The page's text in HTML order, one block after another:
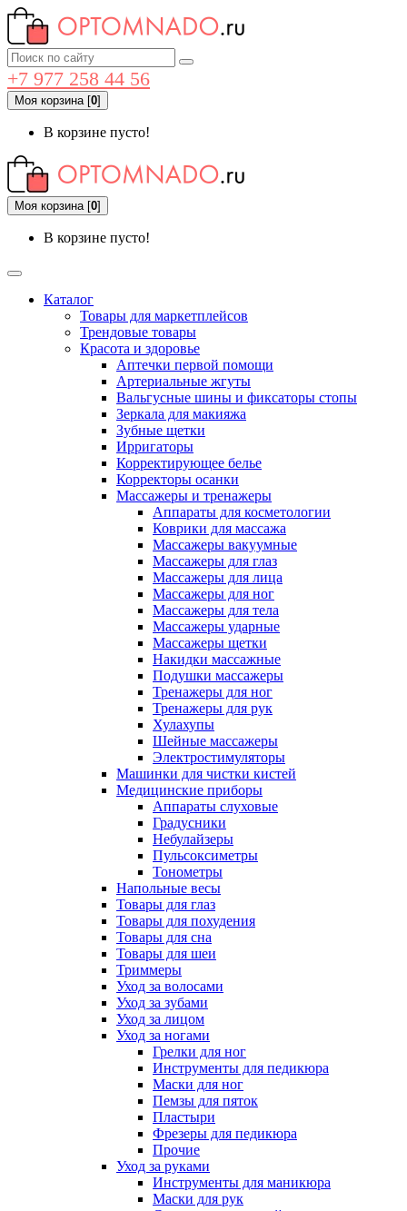
+7 977 258 44 56
Моя корзина[0]
В корзине пусто!
Моя корзина[0]
В корзине пусто!
Каталог
Товары для маркетплейсов
Трендовые товары
Красота и здоровье
Аптечки первой помощи
Артериальные жгуты
Вальгусные шины и фиксаторы стопы
Зеркала для макияжа
Зубные щетки
Ирригаторы
Корректирующее белье
Корректоры осанки
Массажеры и тренажеры
Аппараты для косметологии
Коврики для массажа
Массажеры вакуумные
Массажеры для глаз
Массажеры для лица
Массажеры для ног
Массажеры для тела
Массажеры ударные
Массажеры щетки
Накидки массажные
Подушки массажеры
Тренажеры для ног
Тренажеры для рук
Хулахупы
Шейные массажеры
Электростимуляторы
Машинки для чистки кистей
Медицинские приборы
Аппараты слуховые
Градусники
Небулайзеры
Пульсоксиметры
Тонометры
Напольные весы
Товары для глаз
Товары для похудения
Товары для сна
Товары для шеи
Триммеры
Уход за волосами
Уход за зубами
Уход за лицом
Уход за ногами
Грелки для ног
Инструменты для педикюра
Маски для ног
Пемзы для пяток
Пластыри
Фрезеры для педикюра
Прочие
Уход за руками
Инструменты для маникюра
Маски для рук